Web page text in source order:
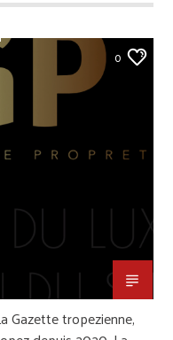
SERVICES
0
Gazette tropezienne,